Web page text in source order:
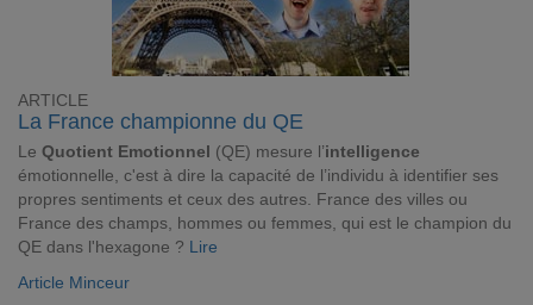
ARTICLE
La France championne du QE
Le Quotient Emotionnel (QE) mesure l’intelligence
émotionnelle, c'est à dire la capacité de l’individu à identifier ses
propres sentiments et ceux des autres. France des villes ou
France des champs, hommes ou femmes, qui est le champion du
QE dans l'hexagone ? Lire
Article Minceur